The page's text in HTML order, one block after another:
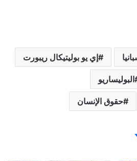
إي يو بوليتيكال ريبورت
البوليساريو
حقوق الإنسان